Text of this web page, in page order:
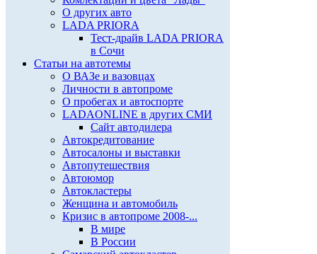
О других авто
LADA PRIORA
Тест-драйв LADA PRIORA
в Сочи
Статьи на автотемы
О ВАЗе и вазовцах
Личности в автопроме
О пробегах и автоспорте
LADAONLINE в других СМИ
Сайт автодилера
Автокредитование
Автосалоны и выставки
Автопутешествия
Автоюмор
Автокластеры
Женщина и автомобиль
Кризис в автопроме 2008-...
В мире
В России